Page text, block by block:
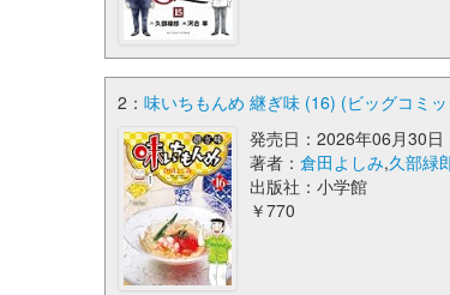
2： 味いちもんめ 継ぎ味 (16) (ビッグコミ
発売日：2026年06月30日
著者：倉田よしみ,久部緑
出版社：小学館
￥770